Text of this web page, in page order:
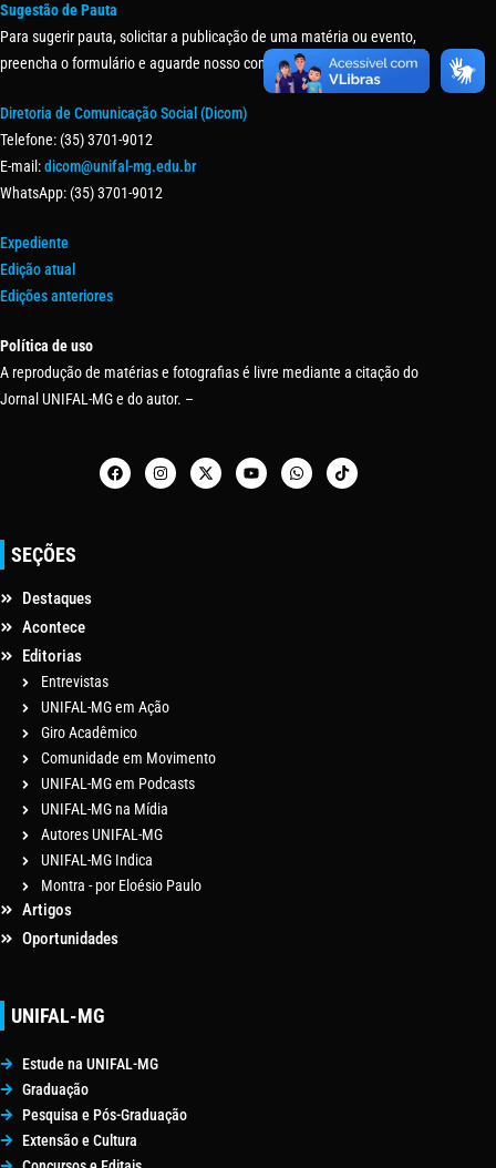
Sugestão de Pauta
Para sugerir pauta, solicitar a publicação de uma matéria ou evento,
preencha o formulário e aguarde nosso contato.
Diretoria de Comunicação Social (Dicom)
Telefone: (35) 3701-9012
E-mail:dicom@unifal-mg.edu.br
WhatsApp: (35) 3701-9012
Expediente
Edição atual
Edições anteriores
Política de uso
A reprodução de matérias e fotografias é livre mediante a citação do
Jornal UNIFAL-MG e do autor. –
SEÇÕES
Destaques
Acontece
Editorias
Entrevistas
UNIFAL-MG em Ação
Giro Acadêmico
Comunidade em Movimento
UNIFAL-MG em Podcasts
UNIFAL-MG na Mídia
Autores UNIFAL-MG
UNIFAL-MG Indica
Montra - por Eloésio Paulo
Artigos
Oportunidades
UNIFAL-MG
Estude na UNIFAL-MG
Graduação
Pesquisa e Pós-Graduação
Extensão e Cultura